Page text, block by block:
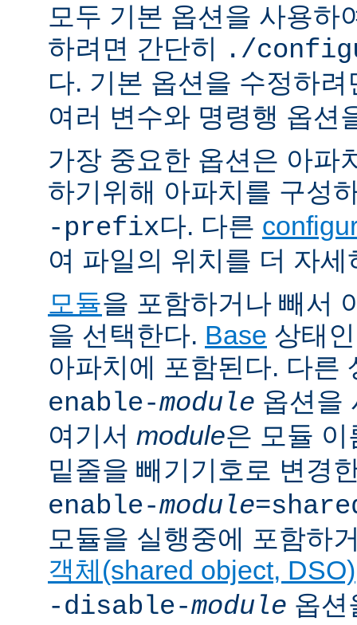
모두 기본 옵션을 사용하
하려면 간단히 ./
다. 기본 옵션을 수정하
여러 변수와 명령행 옵션
가장 중요한 옵션은 아파
하기위해 아파치를 구성
-prefix다. 다른
여 파일의 위치를 더 자
모듈을 포함하거나 빼서
을 선택한다. Base 상태
아파치에 포함된다. 다른
enable-module 옵션을
여기서 module은 모듈
밑줄을 빼기기호로 변경
enable-module
모듈을 실행중에 포함하
객체(shared object, DSO)
-disable-module 옵션